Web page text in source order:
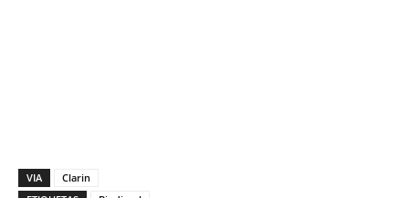
VIA
Clarin